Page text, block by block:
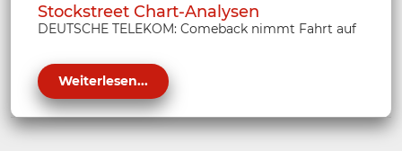
Stockstreet Chart-Analysen
DEUTSCHE TELEKOM: Comeback nimmt Fahrt auf
Weiterlesen...